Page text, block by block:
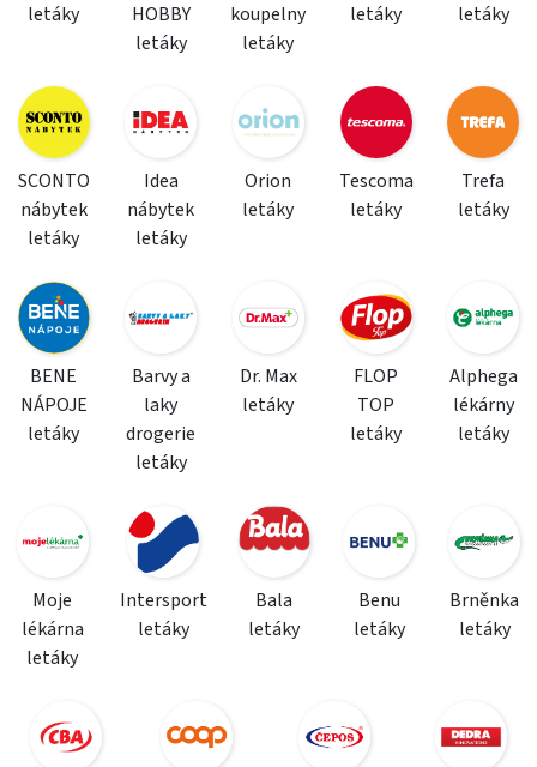
letáky
HOBBY
letáky
koupelny
letáky
letáky
letáky
SCONTO
nábytek
letáky
Idea
nábytek
letáky
Orion
letáky
Tescoma
letáky
Trefa
letáky
BENE
NÁPOJE
letáky
Barvy a
laky
drogerie
letáky
Dr. Max
letáky
FLOP
TOP
letáky
Alphega
lékárny
letáky
Moje
lékárna
letáky
Intersport
letáky
Bala
letáky
Benu
letáky
Brněnka
letáky